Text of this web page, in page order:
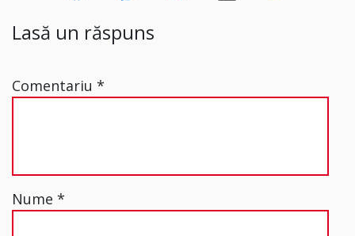
Lasă un răspuns
Comentariu *
Nume *